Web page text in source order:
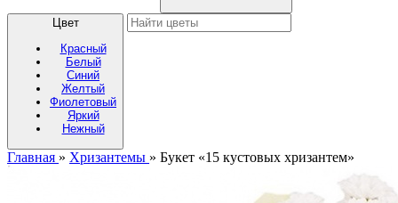
Цвет
Красный
Белый
Синий
Желтый
Фиолетовый
Яркий
Нежный
Главная » Хризантемы » Букет «15 кустовых хризантем»